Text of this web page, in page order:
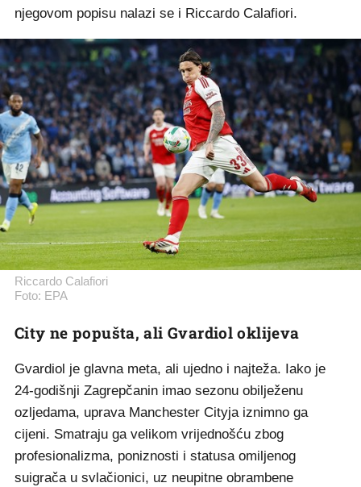
njegovom popisu nalazi se i Riccardo Calafiori.
Riccardo Calafiori
Foto: EPA
City ne popušta, ali Gvardiol oklijeva
Gvardiol je glavna meta, ali ujedno i najteža. Iako je
24-godišnji Zagrepčanin imao sezonu obilježenu
ozljedama, uprava Manchester Cityja iznimno ga
cijeni. Smatraju ga velikom vrijednošću zbog
profesionalizma, poniznosti i statusa omiljenog
suigrača u svlačionici, uz neupitne obrambene